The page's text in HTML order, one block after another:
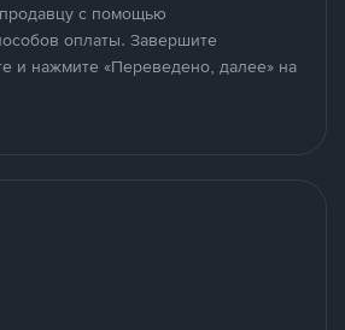
с помощью
оплаты. Завершите
и нажмите «Переведено, далее» на